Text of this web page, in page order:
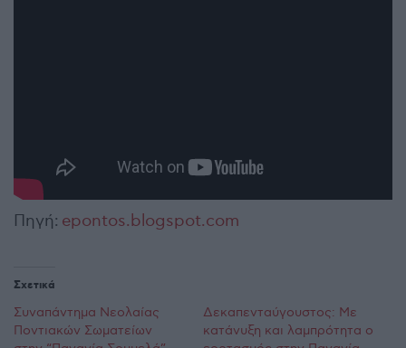
Πηγή: epontos.blogspot.com
Σχετικά
Συναπάντημα Νεολαίας
Ποντιακών Σωματείων
Δεκαπενταύγουστος: Με
κατάνυξη και λαμπρότητα ο